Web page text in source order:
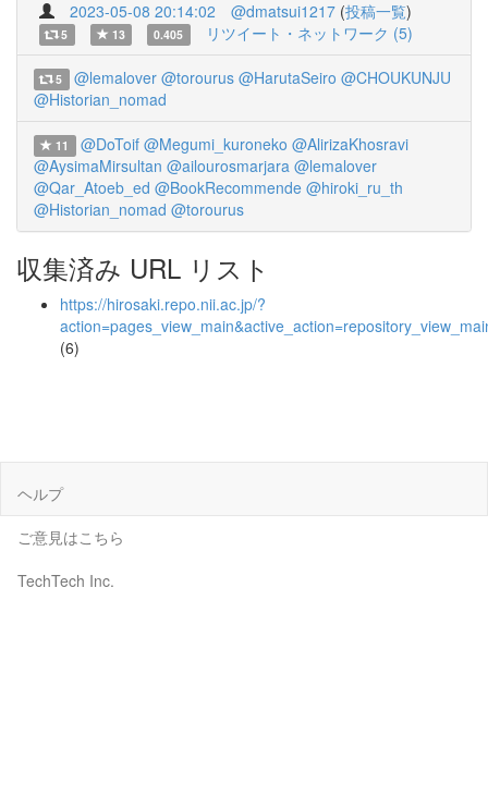
2023-05-08 20:14:02 @dmatsui1217 (投稿一覧)
5 13 0.405 リツイート・ネットワーク (5)
5 @lemalover @torourus @HarutaSeiro @CHOUKUNJU
@Historian_nomad
11 @DoToif @Megumi_kuroneko @AlirizaKhosravi
@AysimaMirsultan @ailourosmarjara @lemalover
@Qar_Atoeb_ed @BookRecommende @hiroki_ru_th
@Historian_nomad @torourus
収集済み URL リスト
https://hirosaki.repo.nii.ac.jp/?
(6)
ヘルプ
ご意見はこちら
TechTech Inc.